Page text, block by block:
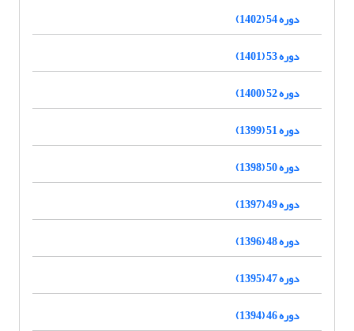
دوره 54 (1402)
دوره 53 (1401)
دوره 52 (1400)
دوره 51 (1399)
دوره 50 (1398)
دوره 49 (1397)
دوره 48 (1396)
دوره 47 (1395)
دوره 46 (1394)